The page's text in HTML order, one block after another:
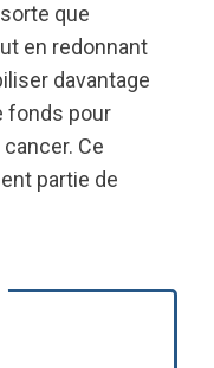
que
en redonnant
davantage
fonds pour
Ce
partie de